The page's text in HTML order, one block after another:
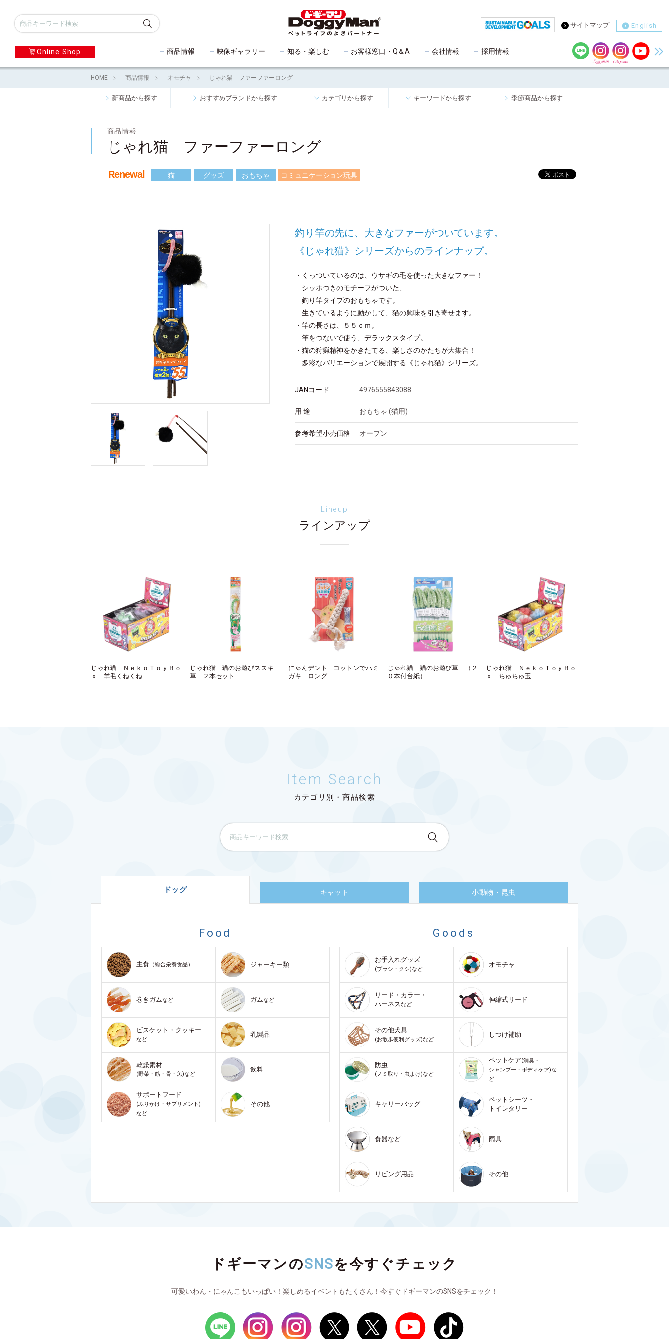
Online Shop 商品情報 映像ギャラリー 知る・楽しむ お客様窓口・Q＆A 会社情報 採用情報
サイトマップ English
HOME 商品情報 オモチャ じゃれ猫 ファーファーロング
新商品から探す おすすめブランドから探す カテゴリから探す キーワードから探す 季節商品から探す
商品情報
じゃれ猫 ファーファーロング
Renewal 猫 グッズ おもちゃ コミュニケーション玩具
釣り竿の先に、大きなファーがついています。
《じゃれ猫》シリーズからのラインナップ。
・くっついているのは、ウサギの毛を使った大きなファー！
シッポつきのモチーフがついた、
釣り竿タイプのおもちゃです。
生きているように動かして、猫の興味を引き寄せます。
・竿の長さは、５５ｃｍ。
竿をつないで使う、デラックスタイプ。
・猫の狩猟精神をかきたてる、楽しさのかたちが大集合！
多彩なバリエーションで展開する《じゃれ猫》シリーズ。
JANコード 4976555843088
用 途 おもちゃ (猫用)
参考希望小売価格 オープン
Lineup
ラインアップ
じゃれ猫 ＮｅｋｏＴｏｙＢｏ
ｘ 羊毛くねくね
じゃれ猫 猫のお遊びススキ
草 ２本セット
にゃんデント コットンでハミ
ガキ ロング
じゃれ猫 猫のお遊び草 （２
０本付台紙）
じゃれ猫 ＮｅｋｏＴｏｙＢｏ
ｘ ちゅちゅ玉
Item Search
カテゴリ別・商品検索
ドッグ キャット 小動物・昆虫
Food
主食 （総合栄養食品） ジャーキー類
巻きガムなど ガムなど
ビスケット・クッキー
など
乳製品
乾燥素材
(野菜・筋・骨・魚)など
飲料
サポートフード
(ふりかけ・サプリメント)
など
その他
Goods
お手入れグッズ
(ブラシ・クシ)など
オモチャ
リード・カラー・
ハーネスなど
伸縮式リード
その他犬具
(お散歩便利グッズ)など
しつけ補助
防虫
(ノミ取り・虫よけ)など
ペットケア(消臭・
シャンプー・ボディケア)な
ど
キャリーバッグ
ペットシーツ・
トイレタリー
食器など 雨具
リビング用品 その他
ドギーマンのSNSを今すぐチェック
可愛いわん・にゃんこもいっぱい！楽しめるイベントもたくさん！今すぐドギーマンのSNSをチェック！